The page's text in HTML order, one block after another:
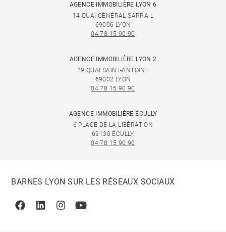
AGENCE IMMOBILIÈRE LYON 6
14 QUAI GÉNÉRAL SARRAIL
69006 LYON
04 78 15 90 90
AGENCE IMMOBILIÈRE LYON 2
29 QUAI SAINT-ANTOINE
69002 LYON
04 78 15 90 90
AGENCE IMMOBILIÈRE ÉCULLY
6 PLACE DE LA LIBÉRATION
69130 ÉCULLY
04 78 15 90 90
BARNES LYON SUR LES RÉSEAUX SOCIAUX
FacebookLinkedinInstagramYoutube